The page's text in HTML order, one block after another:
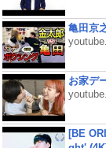
亀田京
お家デ
[BE